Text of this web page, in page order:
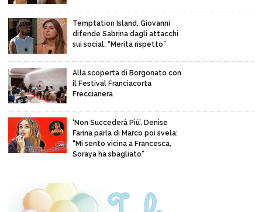
Temptation Island, Giovanni
difende Sabrina dagli attacchi
sui social: “Merita rispetto”
Alla scoperta di Borgonato con
il Festival Franciacorta
Freccianera
‘Non Succederà Più’, Denise
Farina parla di Marco poi svela:
“Mi sento vicina a Francesca,
Soraya ha sbagliato”